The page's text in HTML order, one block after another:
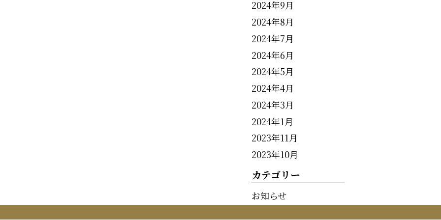
2024年9月
2024年8月
2024年7月
2024年6月
2024年5月
2024年4月
2024年3月
2024年1月
2023年11月
2023年10月
カテゴリー
お知らせ